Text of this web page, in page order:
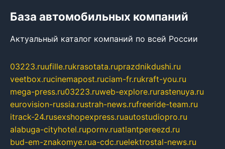
База автомобильных компаний
Актуальный каталог компаний по всей России
03223.ruufille.rukrasotata.ruprazdnikdushi.ru
veetbox.rucinemapost.ruciam-fr.rukraft-you.ru
mega-press.ru03223.ruweb-explore.rurastenuya.ru
eurovision-russia.rustrah-news.rufreeride-team.ru
itrack-24.rusexshopexpress.ruautostudiopro.ru
alabuga-cityhotel.rupornv.ruatlantpereezd.ru
bud-em-znakomye.rua-cdc.ruelektrostal-news.ru